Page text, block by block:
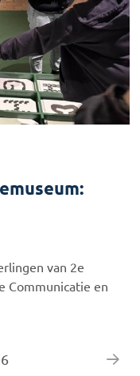
van 2e
Communicatie en